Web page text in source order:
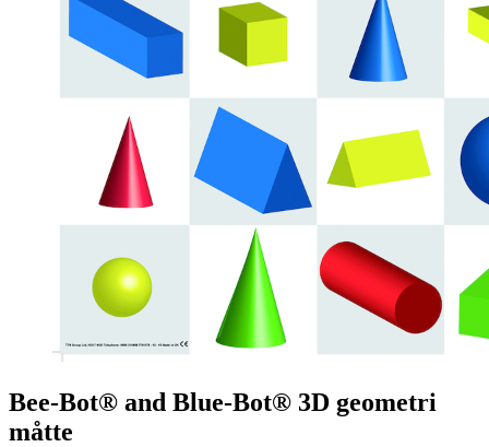
Bee-Bot® and Blue-Bot® 3D geometri
måtte